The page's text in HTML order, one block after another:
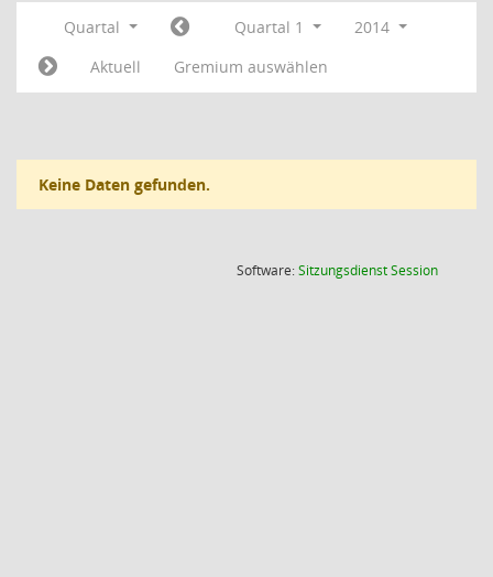
Quartal Quartal 1
2014
Aktuell
Gremium auswählen
Keine Daten gefunden.
Software:SitzungsdienstSession(Wird in